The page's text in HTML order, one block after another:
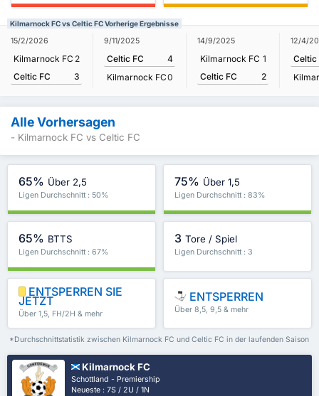
Kilmarnock FC vs Celtic FC Vorherige Ergebnisse
15/2/2026
Kilmarnock FC 2
Celtic FC
3
9/11/2025
Celtic FC
4
Kilmarnock FC0
14/9/2025
Kilmarnock FC 1
Celtic FC
2
12/4/
Celtic
Alle Vorhersagen
- Kilmarnock FC vs Celtic FC
65% Über 2,5
Ligen Durchschnitt : 50%
75% Über 1,5
Ligen Durchschnitt : 83%
65% BTTS
Ligen Durchschnitt : 67%
3 Tore / Spiel
Ligen Durchschnitt : 3
ENTSPERREN SIE
JETZT
Über 1,5, FH/2H & mehr
ENTSPERREN
Über 8,5, 9,5 & mehr
*Durchschnittstatistik zwischen Kilmarnock FC und Celtic FC in der laufenden Saison
Kilmarnock FC
Schottland - Premiership
Neueste : 7S / 2U / 1N